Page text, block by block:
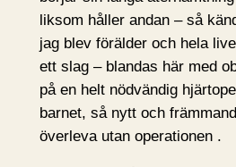
liksom håller andan – så
jag blev förälder och hela
ett slag – blandas här med
på en helt nödvändig
barnet, så nytt och
överleva utan operationen .